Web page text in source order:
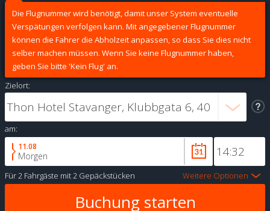
Die Flugnummer wird benötigt, damit unser System eventuelle
Verspätungen verfolgen kann. Mit angegebener Flugnummer
können die Fahrer die Abholzeit anpassen, so dass Sie dies nicht
selber machen müssen. Wenn Sie keine Flugnummer haben,
geben Sie bitte 'Kein Flug' an.
Zielort:
am:
11.08
Morgen
Für2 Fahrgäste mit2 Gepäckstücken Weitere Optionen